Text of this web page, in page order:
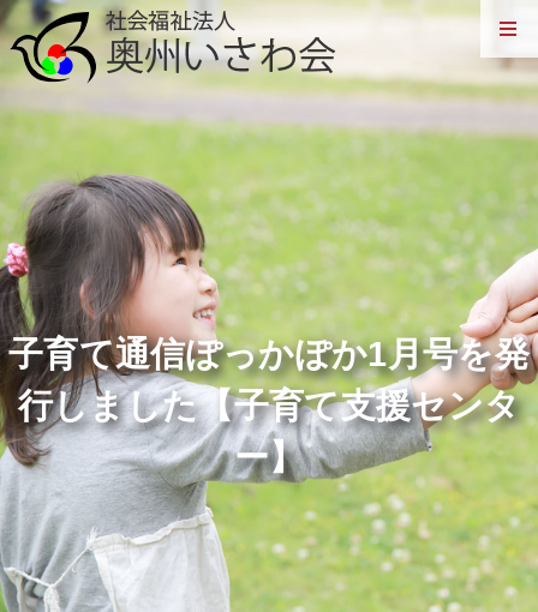
子育て通信ぽっかぽか1月号を発
行しました【子育て支援センタ
ー】